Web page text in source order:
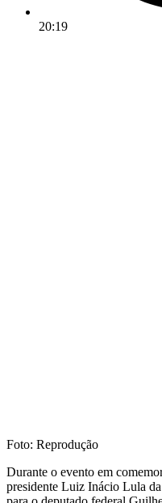
20:19
Foto: Reprodução
Durante o evento em
presidente Luiz Inácio Lula